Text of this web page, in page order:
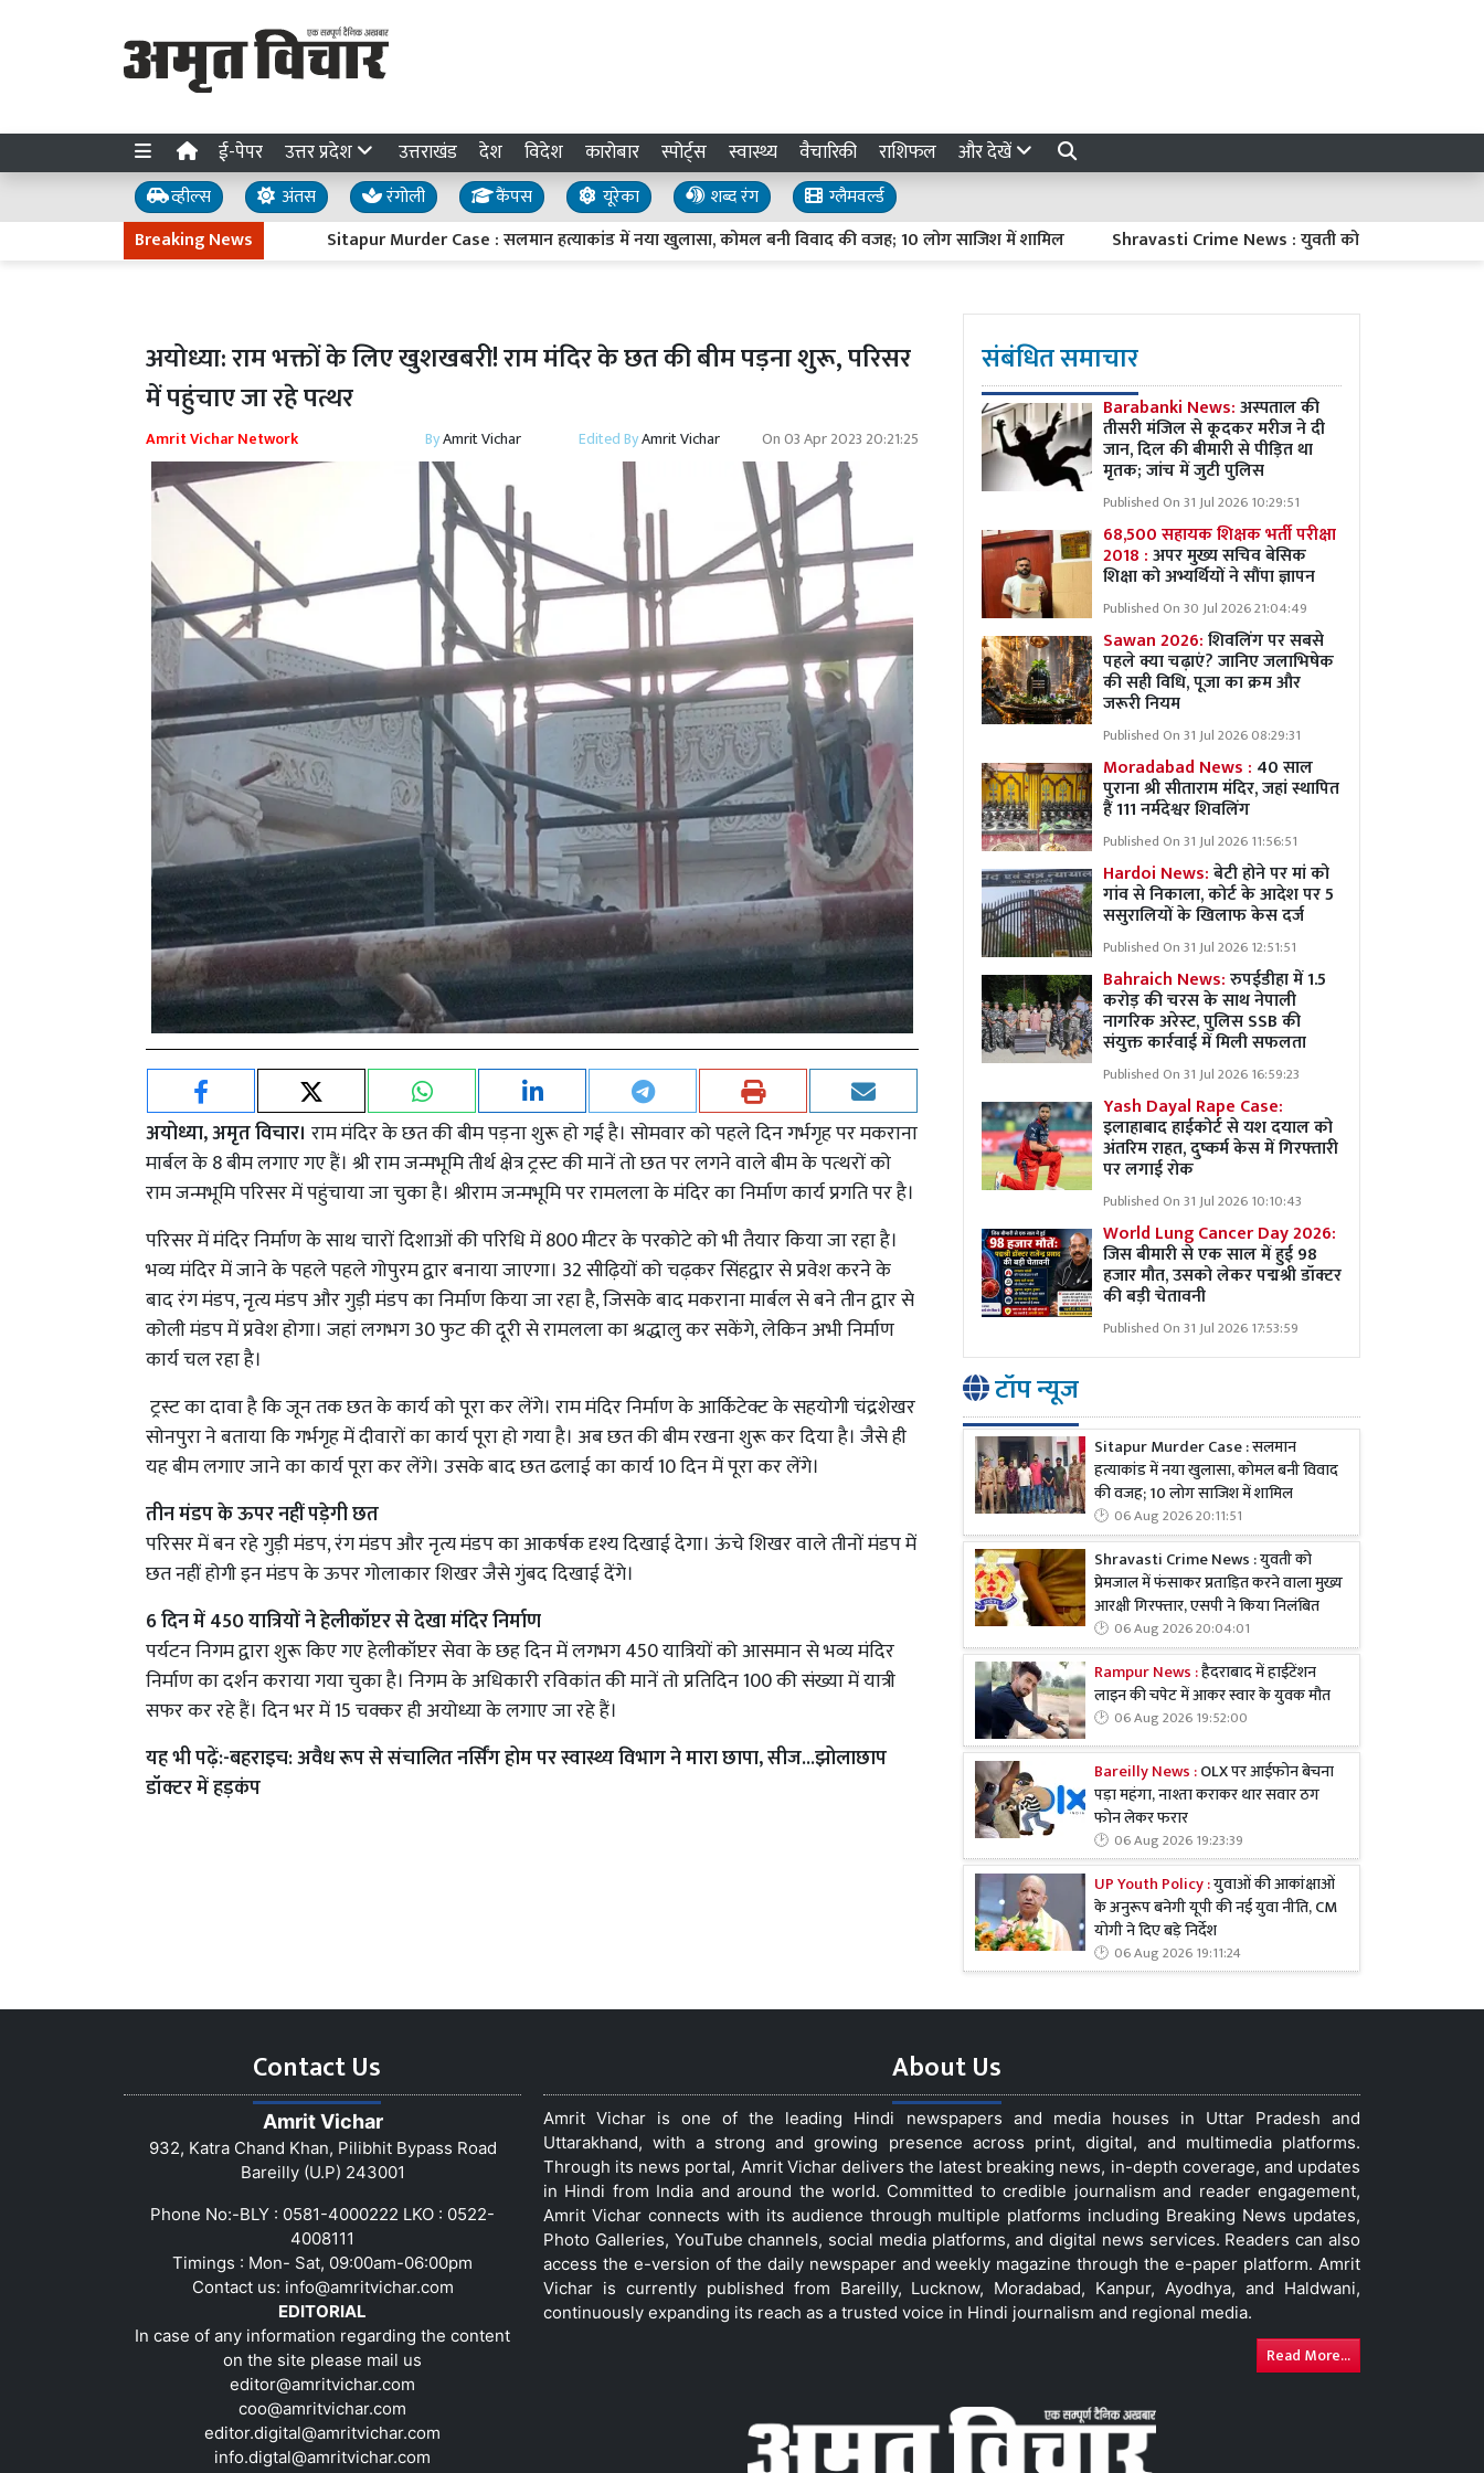
ई-पेपर उत्तर प्रदेश उत्तराखंड देश विदेश कारोबार स्पोर्ट्स स्वास्थ्य वैचारिकी राशिफल और देखें
व्हील्स अंतस रंगोली कैंपस यूरेका शब्द रंग
ग्लैमवर्ल्ड
Breaking News
Sitapur Murder Case : सलमान हत्याकांड में नया खुलासा, कोमल बनी विवाद की वजह; 10 लोग साजिश में शामिल Shravasti Crime News : युवती को प्रेमजाल में फंसाकर
अयोध्या: राम भक्तों के लिए खुशखबरी! राम मंदिर के छत की बीम पड़ना शुरू, परिसर
में पहुंचाए जा रहे पत्थर
Amrit Vichar Network ByAmrit Vichar Edited ByAmrit Vichar On03 Apr 2023 20:21:25
अयोध्या, अमृत विचार। राम मंदिर के छत की बीम पड़ना शुरू हो गई है। सोमवार को पहले दिन गर्भगृह पर मकराना
मार्बल के 8 बीम लगाए गए हैं। श्री राम जन्मभूमि तीर्थ क्षेत्र ट्रस्ट की मानें तो छत पर लगने वाले बीम के पत्थरों को
राम जन्मभूमि परिसर में पहुंचाया जा चुका है। श्रीराम जन्मभूमि पर रामलला के मंदिर का निर्माण कार्य प्रगति पर है।
परिसर में मंदिर निर्माण के साथ चारों दिशाओं की परिधि में 800 मीटर के परकोटे को भी तैयार किया जा रहा है।
भव्य मंदिर में जाने के पहले पहले गोपुरम द्वार बनाया जाएगा। 32 सीढ़ियों को चढ़कर सिंहद्वार से प्रवेश करने के
बाद रंग मंडप, नृत्य मंडप और गुड़ी मंडप का निर्माण किया जा रहा है, जिसके बाद मकराना मार्बल से बने तीन द्वार से
कोली मंडप में प्रवेश होगा। जहां लगभग 30 फुट की दूरी से रामलला का श्रद्धालु कर सकेंगे, लेकिन अभी निर्माण
कार्य चल रहा है।
ट्रस्ट का दावा है कि जून तक छत के कार्य को पूरा कर लेंगे। राम मंदिर निर्माण के आर्किटेक्ट के सहयोगी चंद्रशेखर
सोनपुरा ने बताया कि गर्भगृह में दीवारों का कार्य पूरा हो गया है। अब छत की बीम रखना शुरू कर दिया है। जैसे ही
यह बीम लगाए जाने का कार्य पूरा कर लेंगे। उसके बाद छत ढलाई का कार्य 10 दिन में पूरा कर लेंगे।
तीन मंडप के ऊपर नहीं पड़ेगी छत
परिसर में बन रहे गुड़ी मंडप, रंग मंडप और नृत्य मंडप का आकर्षक दृश्य दिखाई देगा। ऊंचे शिखर वाले तीनों मंडप में
छत नहीं होगी इन मंडप के ऊपर गोलाकार शिखर जैसे गुंबद दिखाई देंगे।
6 दिन में 450 यात्रियों ने हेलीकॉप्टर से देखा मंदिर निर्माण
पर्यटन निगम द्वारा शुरू किए गए हेलीकॉप्टर सेवा के छह दिन में लगभग 450 यात्रियों को आसमान से भव्य मंदिर
निर्माण का दर्शन कराया गया चुका है। निगम के अधिकारी रविकांत की मानें तो प्रतिदिन 100 की संख्या में यात्री
सफर कर रहे हैं। दिन भर में 15 चक्कर ही अयोध्या के लगाए जा रहे हैं।
यह भी पढ़ें:-बहराइच: अवैध रूप से संचालित नर्सिंग होम पर स्वास्थ्य विभाग ने मारा छापा, सीज...झोलाछाप
डॉक्टर में हड़कंप
संबंधित समाचार
Barabanki News:अस्पताल की
तीसरी मंजिल से कूदकर मरीज ने दी
जान, दिल की बीमारी से पीड़ित था
मृतक; जांच में जुटी पुलिस
Published On 31 Jul 2026 10:29:51
68,500 सहायक शिक्षक भर्ती परीक्षा
2018 :अपर मुख्य सचिव बेसिक
शिक्षा को अभ्यर्थियों ने सौंपा ज्ञापन
Published On 30 Jul 2026 21:04:49
Sawan 2026:शिवलिंग पर सबसे
पहले क्या चढ़ाएं? जानिए जलाभिषेक
की सही विधि, पूजा का क्रम और
जरूरी नियम
Published On 31 Jul 2026 08:29:31
Moradabad News : 40 साल
पुराना श्री सीताराम मंदिर, जहां स्थापित
हैं 111 नर्मदेश्वर शिवलिंग
Published On 31 Jul 2026 11:56:51
Hardoi News:बेटी होने पर मां को
गांव से निकाला, कोर्ट के आदेश पर 5
ससुरालियों के खिलाफ केस दर्ज
Published On 31 Jul 2026 12:51:51
Bahraich News:रुपईडीहा में 1.5
करोड़ की चरस के साथ नेपाली
नागरिक अरेस्ट, पुलिस SSB की
संयुक्त कार्रवाई में मिली सफलता
Published On 31 Jul 2026 16:59:23
Yash Dayal Rape Case:
इलाहाबाद हाईकोर्ट से यश दयाल को
अंतरिम राहत, दुष्कर्म केस में गिरफ्तारी
पर लगाई रोक
Published On 31 Jul 2026 10:10:43
World Lung Cancer Day 2026:
जिस बीमारी से एक साल में हुई 98
हजार मौत, उसको लेकर पद्मश्री डॉक्टर
की बड़ी चेतावनी
Published On 31 Jul 2026 17:53:59
टॉप न्यूज
Sitapur Murder Case : सलमान
हत्याकांड में नया खुलासा, कोमल बनी विवाद
की वजह; 10 लोग साजिश में शामिल
06 Aug 2026 20:11:51
Shravasti Crime News : युवती को
प्रेमजाल में फंसाकर प्रताड़ित करने वाला मुख्य
आरक्षी गिरफ्तार, एसपी ने किया निलंबित
06 Aug 2026 20:04:01
Rampur News :हैदराबाद में हाईटेंशन
लाइन की चपेट में आकर स्वार के युवक मौत
06 Aug 2026 19:52:00
Bareilly News :OLX पर आईफोन बेचना
पड़ा महंगा, नाश्ता कराकर थार सवार ठग
फोन लेकर फरार
06 Aug 2026 19:23:39
UP Youth Policy :युवाओं की आकांक्षाओं
के अनुरूप बनेगी यूपी की नई युवा नीति, CM
योगी ने दिए बड़े निर्देश
06 Aug 2026 19:11:24
Contact Us
Amrit Vichar
932, Katra Chand Khan, Pilibhit Bypass Road
Bareilly (U.P) 243001
Phone No:-BLY : 0581-4000222 LKO : 0522-
4008111
Timings : Mon- Sat, 09:00am-06:00pm
Contact us: info@amritvichar.com
EDITORIAL
In case of any information regarding the content
on the site please mail us
editor@amritvichar.com
coo@amritvichar.com
editor.digital@amritvichar.com
info.digtal@amritvichar.com
About Us
Amrit Vichar is one of the leading Hindi newspapers and media houses in Uttar Pradesh and
Uttarakhand, with a strong and growing presence across print, digital, and multimedia platforms.
Through its news portal, Amrit Vichar delivers the latest breaking news, in-depth coverage, and updates
in Hindi from India and around the world. Committed to credible journalism and reader engagement,
Amrit Vichar connects with its audience through multiple platforms including Breaking News updates,
Photo Galleries, YouTube channels, social media platforms, and digital news services. Readers can also
access the e-version of the daily newspaper and weekly magazine through the e-paper platform. Amrit
Vichar is currently published from Bareilly, Lucknow, Moradabad, Kanpur, Ayodhya, and Haldwani,
continuously expanding its reach as a trusted voice in Hindi journalism and regional media.
Read More...